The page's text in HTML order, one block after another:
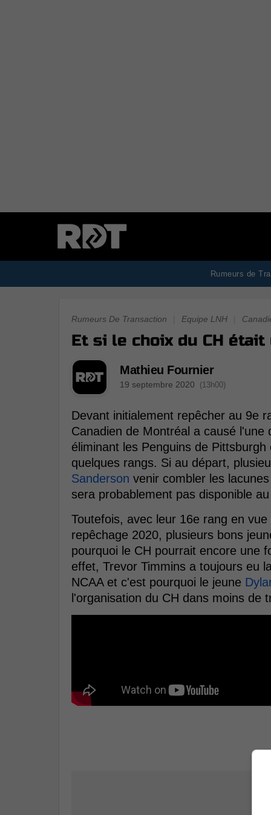
Rumeurs de
Rumeurs De Transaction Equipe LNH
Et si le choix du CH
Mathieu Fournier
19 septembre 2020 (13h00)
Devant initialement repêcher au 9e
Canadien de Montréal a causé
éliminant les Penguins de
quelques rangs. Si au départ,
Sanderson venir combler les
sera probablement pas disponible
Toutefois, avec leur 16e rang en
repêchage 2020, plusieurs bons
pourquoi le CH pourrait encore une
effet, Trevor Timmins a toujours eu
NCAA et c'est pourquoi le jeune
l'organisation du CH dans moins de